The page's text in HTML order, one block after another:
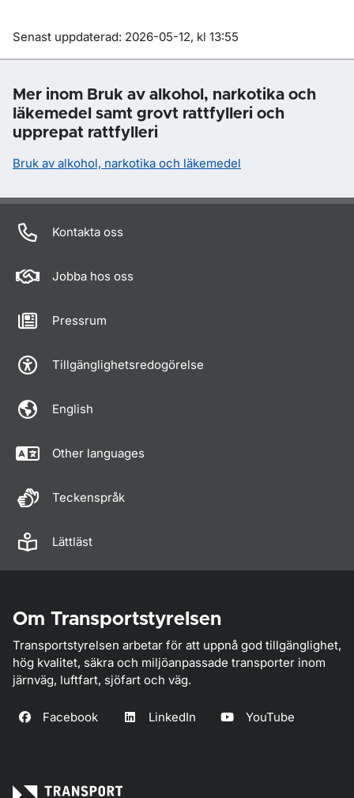
Om sidan
Senast uppdaterad: 2026-05-12, kl 13:55
Mer inom Bruk av alkohol, narkotika och
läkemedel samt grovt rattfylleri och
upprepat rattfylleri
Bruk av alkohol, narkotika och läkemedel
Kontakta oss
Jobba hos oss
Pressrum
Tillgänglighetsredogörelse
English
Other languages
Teckenspråk
Lättläst
Om Transportstyrelsen
Transportstyrelsen arbetar för att uppnå god tillgänglighet,
hög kvalitet, säkra och miljöanpassade transporter inom
järnväg, luftfart, sjöfart och väg.
Facebook LinkedIn YouTube